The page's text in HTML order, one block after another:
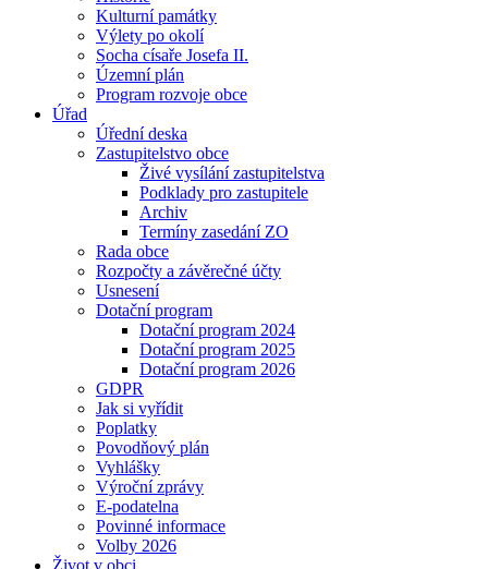
Kulturní památky
Výlety po okolí
Socha císaře Josefa II.
Územní plán
Program rozvoje obce
Úřad
Úřední deska
Zastupitelstvo obce
Živé vysílání zastupitelstva
Podklady pro zastupitele
Archiv
Termíny zasedání ZO
Rada obce
Rozpočty a závěrečné účty
Usnesení
Dotační program
Dotační program 2024
Dotační program 2025
Dotační program 2026
GDPR
Jak si vyřídit
Poplatky
Povodňový plán
Vyhlášky
Výroční zprávy
E-podatelna
Povinné informace
Volby 2026
Život v obci